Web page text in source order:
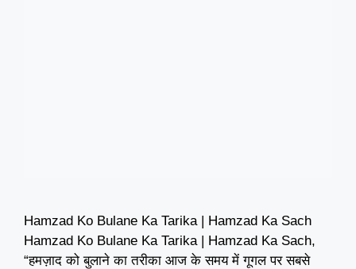
Hamzad Ko Bulane Ka Tarika | Hamzad Ka Sach
Hamzad Ko Bulane Ka Tarika | Hamzad Ka Sach,
“हमज़ाद को बुलाने का तरीका आज के समय में गूगल पर सबसे